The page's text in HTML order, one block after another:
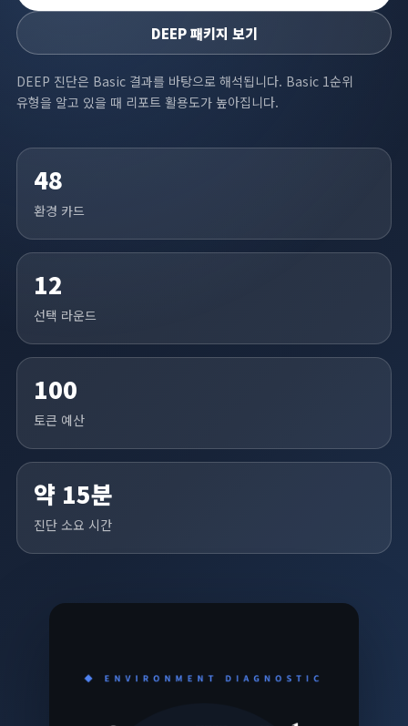
DEEP 패키지 보기
DEEP 진단은 Basic 결과를 바탕으로 해석됩니다. Basic 1순위
유형을 알고 있을 때 리포트 활용도가 높아집니다.
48
환경 카드
12
선택 라운드
100
토큰 예산
약 15분
진단 소요 시간